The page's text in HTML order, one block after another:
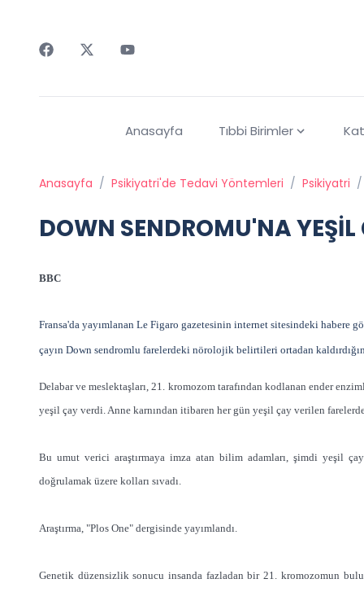
Anasayfa Tıbbi Birimler
Anasayfa / Psikiyatri'de Tedavi Yöntemleri / Psikiyatri /
DOWN SENDROMU'NA
BBC
Fransa'da yayımlanan Le Figaro gazetesinin internet sitesindeki habere
çayın Down sendromlu farelerdeki nörolojik belirtileri ortadan
Delabar ve meslektaşları, 21. kromozom tarafından kodlanan ender
yeşil çay verdi. Anne karnından itibaren her gün yeşil çay verilen
Bu umut verici araştırmaya imza atan bilim adamları, şimdi yeşil
doğrulamak üzere kolları sıvadı.
Araştırma, "Plos One" dergisinde yayımlandı.
Genetik düzensizlik sonucu insanda fazladan bir 21. kromozomun